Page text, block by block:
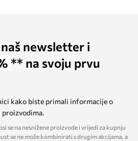
newsletter i
** na svoju prvu
kako biste primali informacije o
proizvodima.
se na nesnižene proizvode i vrijedi za kupnju
se ne može kombinirati s drugim akcijama, a